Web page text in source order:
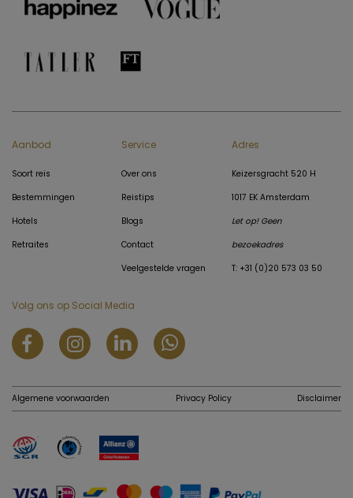
Aanbod
Soort reis
Bestemmingen
Hotels
Retraites
Service
Over ons
Reistips
Blogs
Contact
Veelgestelde vragen
Adres
Keizersgracht 520 H
1017 EK Amsterdam
Let op! Geen
bezoekadres
T: +31 (0)20 573 03 50
Volg ons op Social Media
Algemene voorwaarden Privacy Policy Disclaimer